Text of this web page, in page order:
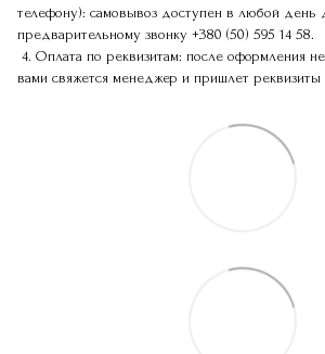
телефону): самовывоз доступен в любой день
предварительному звонку +380 (50) 595 14 58.
4. Оплата по реквизитам: после оформления
вами свяжется менеджер и пришлет реквизиты